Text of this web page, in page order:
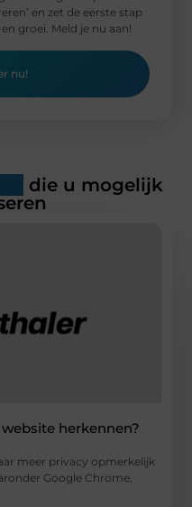
en zet de eerste stap
groei. Meld je nu aan!
nu!
die u mogelijk
herkennen?
meer privacy opmerkelijk
Google Chrome,